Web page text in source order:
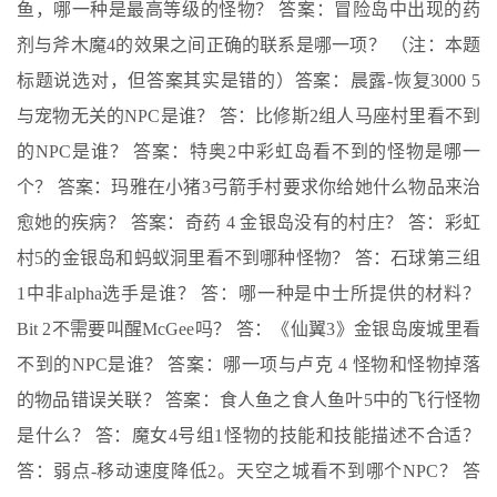
鱼，哪一种是最高等级的怪物？ 答案：冒险岛中出现的药
剂与斧木魔4的效果之间正确的联系是哪一项？ （注：本题
标题说选对，但答案其实是错的）答案：晨露-恢复3000 5
与宠物无关的NPC是谁？ 答：比修斯2组人马座村里看不到
的NPC是谁？ 答案：特奥2中彩虹岛看不到的怪物是哪一
个？ 答案：玛雅在小猪3弓箭手村要求你给她什么物品来治
愈她的疾病？ 答案：奇药 4 金银岛没有的村庄？ 答：彩虹
村5的金银岛和蚂蚁洞里看不到哪种怪物？ 答：石球第三组
1中非alpha选手是谁？ 答：哪一种是中士所提供的材料？
Bit 2不需要叫醒McGee吗？ 答：《仙翼3》金银岛废城里看
不到的NPC是谁？ 答案：哪一项与卢克 4 怪物和怪物掉落
的物品错误关联？ 答案：食人鱼之食人鱼叶5中的飞行怪物
是什么？ 答：魔女4号组1怪物的技能和技能描述不合适？
答：弱点-移动速度降低2。天空之城看不到哪个NPC？ 答